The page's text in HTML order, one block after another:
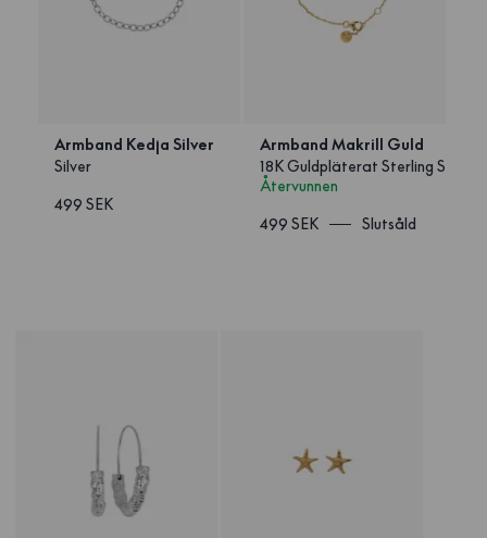
Armband Kedja Silver
Silver
499 SEK
Armband Makrill Guld
18K Guldpläterat Sterling Silver
Återvunnen
499 SEK
Slutsåld